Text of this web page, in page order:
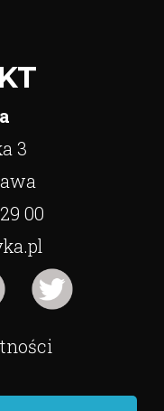
3
00